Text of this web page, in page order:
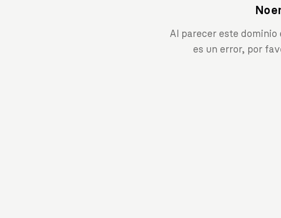
No
Al parecer este dominio
es un error, por